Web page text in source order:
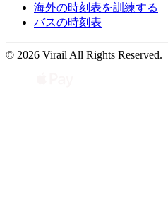
海外の時刻表を訓練する
バスの時刻表
© 2026 Virail All Rights Reserved.